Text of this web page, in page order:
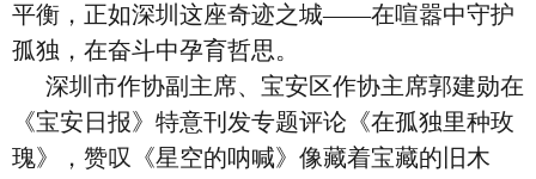
平衡，正如深圳这座奇迹之城——在喧嚣中守护
孤独，在奋斗中孕育哲思。
深圳市作协副主席、宝安区作协主席郭建勋在
《宝安日报》特意刊发专题评论《在孤独里种玫
瑰》，赞叹《星空的呐喊》像藏着宝藏的旧木